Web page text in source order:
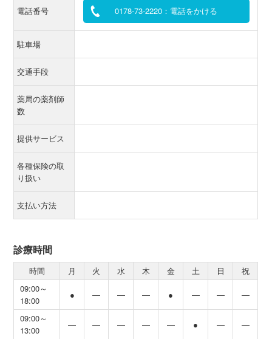
電話番号 0178-73-2220：電話をかける
駐車場
交通手段
薬局の薬剤師
数
提供サービス
各種保険の取
り扱い
支払い方法
診療時間
時間 月 火 水 木 金 土 日
祝
09:00～
18:00
● ― ― ― ● ― ― ―
09:00～
13:00
― ― ― ― ― ● ― ―